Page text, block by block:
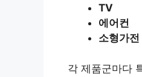
TV
에어컨
소형가전
각 제품군마다